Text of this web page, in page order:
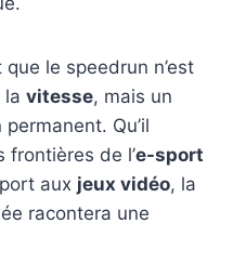
le speedrun n’est
la vitesse, mais un
Qu’il
frontières de l’e-sport
aux jeux vidéo, la
racontera une